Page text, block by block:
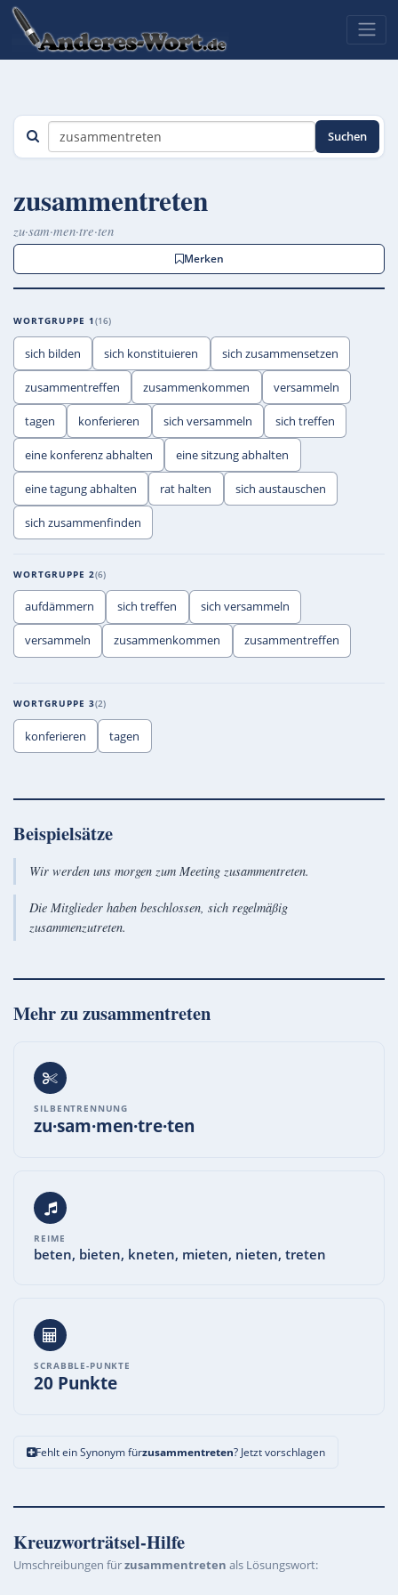
Suchen
zusammentreten
zu·sam·men·tre·ten
Merken
WORTGRUPPE 1 16
sich bilden sich konstituieren sich zusammensetzen
zusammentreffen zusammenkommen versammeln
tagen konferieren sich versammeln sich treffen
eine konferenz abhalten eine sitzung abhalten
eine tagung abhalten rat halten sich austauschen
sich zusammenfinden
WORTGRUPPE 2 6
aufdämmern sich treffen sich versammeln
versammeln zusammenkommen zusammentreffen
WORTGRUPPE 3 2
konferieren tagen
Beispielsätze
Wir werden uns morgen zum Meeting zusammentreten.
Die Mitglieder haben beschlossen, sich regelmäßig
zusammenzutreten.
Mehr zuzusammentreten
SILBENTRENNUNG
zu·sam·men·tre·ten
REIME
beten, bieten, kneten, mieten, nieten, treten
SCRABBLE-PUNKTE
20 Punkte
Fehlt ein Synonym fürzusammentreten? Jetzt vorschlagen
Kreuzworträtsel-Hilfe
Umschreibungen fürzusammentreten als Lösungswort: